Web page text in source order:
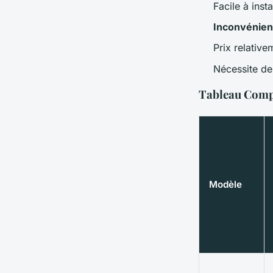
Facile à
Prix
Nécessite
Tableau
Modèle